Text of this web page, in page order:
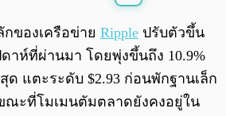
0:00/ 0:00
ของเครือข่าย Ripple ปรับตัวขึ้น
ดาห์ที่ผ่านมา โดยพุ่งขึ้นถึง 10.9%
ด แตะระดับ $2.93 ก่อนพักฐานเล็ก
ณะที่โมเมนตัมตลาดยังคงอยู่ใน